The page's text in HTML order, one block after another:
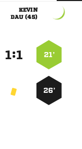

 
21’
:
26’